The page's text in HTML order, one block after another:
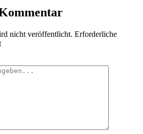
nicht veröffentlicht. Erforderliche